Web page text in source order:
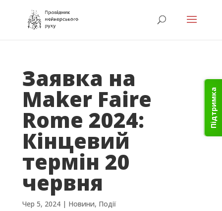
Підтримка
Заявка на
Maker Faire
Rome 2024:
Кінцевий
термін 20
червня
Чер 5, 2024| Новини, Події